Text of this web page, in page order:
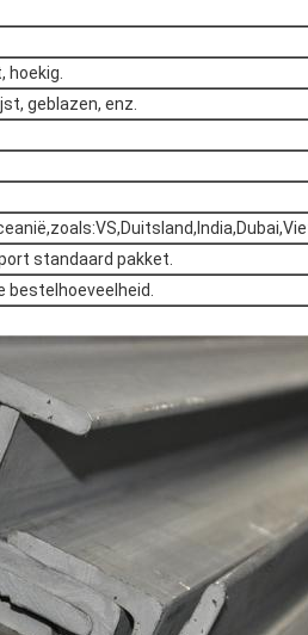
hoekig.
geblazen, enz.
standaard pakket.
bestelhoeveelheid.